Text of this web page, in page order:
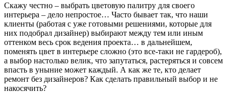
Скажу честно – выбрать цветовую палитру для своего
интерьера – дело непростое… Часто бывает так, что наши
клиенты (работая с уже готовыми решениями, которые для
них подобрал дизайнер) выбирают между тем или иным
оттенком весь срок ведения проекта… в дальнейшем,
поменять цвет в интерьере сложно (это все-таки не гардероб),
а выбор настолько велик, что запутаться, растеряться и совсем
впасть в уныние может каждый. А как же те, кто делает
ремонт без дизайнеров? Как сделать правильный выбор и не
накосячить?